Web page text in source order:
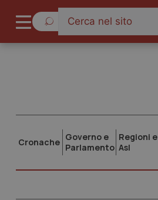
Cronache Governo e
Parlamento
Regioni e
Asl